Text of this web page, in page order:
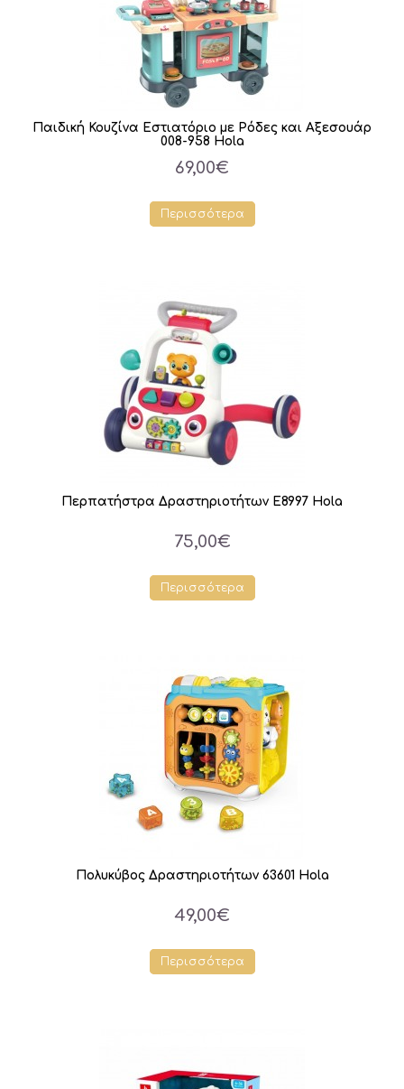
Παιδική Κουζίνα Εστιατόριο με Ρόδες και Αξεσουάρ
008-958 Hola
69,00€
Περισσότερα
Περπατήστρα Δραστηριοτήτων E8997 Hola
75,00€
Περισσότερα
Πολυκύβος Δραστηριοτήτων 63601 Hola
49,00€
Περισσότερα